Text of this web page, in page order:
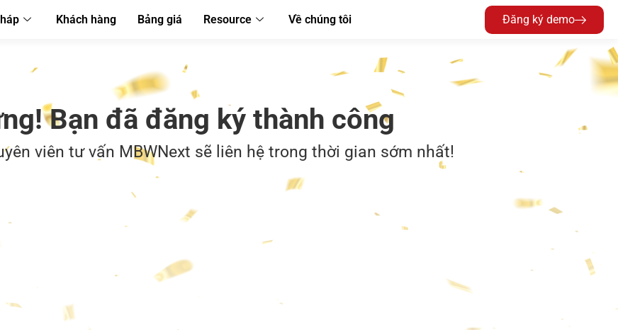
Khách hàng Bảng giá Resource Về chúng tôi Đăng ký demo
Bạn đã đăng ký thành công
viên tư vấn MBWNext sẽ liên hệ trong thời gian sớm nhất!